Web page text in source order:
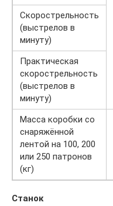
Скорострельность
(выстрелов в
минуту)
Практическая
скорострельность
(выстрелов в
минуту)
Масса коробки со
снаряжённой
лентой на 100, 200
или 250 патронов
(кг)
Станок